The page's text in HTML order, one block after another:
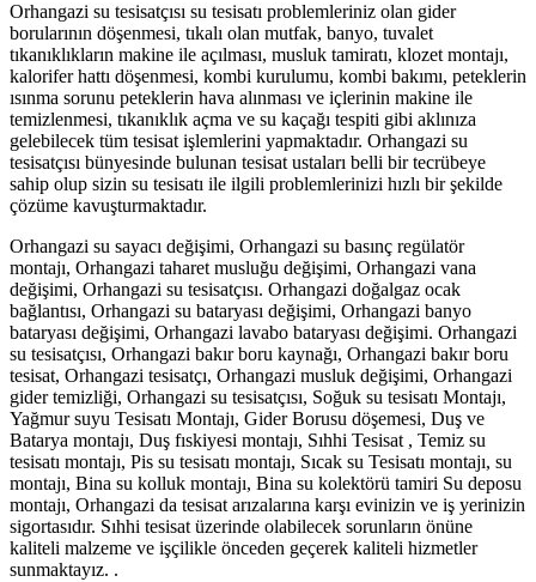
Orhangazi su tesisatçısı su tesisatı problemleriniz olan gider
borularının döşenmesi, tıkalı olan mutfak, banyo, tuvalet
tıkanıklıkların makine ile açılması, musluk tamiratı, klozet montajı,
kalorifer hattı döşenmesi, kombi kurulumu, kombi bakımı, peteklerin
ısınma sorunu peteklerin hava alınması ve içlerinin makine ile
temizlenmesi, tıkanıklık açma ve su kaçağı tespiti gibi aklınıza
gelebilecek tüm tesisat işlemlerini yapmaktadır. Orhangazi su
tesisatçısı bünyesinde bulunan tesisat ustaları belli bir tecrübeye
sahip olup sizin su tesisatı ile ilgili problemlerinizi hızlı bir şekilde
çözüme kavuşturmaktadır.
Orhangazi su sayacı değişimi, Orhangazi su basınç regülatör
montajı, Orhangazi taharet musluğu değişimi, Orhangazi vana
değişimi, Orhangazi su tesisatçısı. Orhangazi doğalgaz ocak
bağlantısı, Orhangazi su bataryası değişimi, Orhangazi banyo
bataryası değişimi, Orhangazi lavabo bataryası değişimi. Orhangazi
su tesisatçısı, Orhangazi bakır boru kaynağı, Orhangazi bakır boru
tesisat, Orhangazi tesisatçı, Orhangazi musluk değişimi, Orhangazi
gider temizliği, Orhangazi su tesisatçısı, Soğuk su tesisatı Montajı,
Yağmur suyu Tesisatı Montajı, Gider Borusu döşemesi, Duş ve
Batarya montajı, Duş fıskiyesi montajı, Sıhhi Tesisat , Temiz su
tesisatı montajı, Pis su tesisatı montajı, Sıcak su Tesisatı montajı, su
montajı, Bina su kolluk montajı, Bina su kolektörü tamiri Su deposu
montajı, Orhangazi da tesisat arızalarına karşı evinizin ve iş yerinizin
sigortasıdır. Sıhhi tesisat üzerinde olabilecek sorunların önüne
kaliteli malzeme ve işçilikle önceden geçerek kaliteli hizmetler
sunmaktayız. .